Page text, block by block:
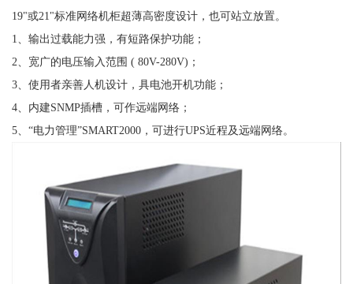
19"或21"标准网络机柜超薄高密度设计，也可站立放置。
1、输出过载能力强，有短路保护功能；
2、宽广的电压输入范围 ( 80V-280V)；
3、使用者亲善人机设计，具电池开机功能；
4、内建SNMP插槽，可作远端网络；
5、“电力管理”SMART2000，可进行UPS近程及远端网络。